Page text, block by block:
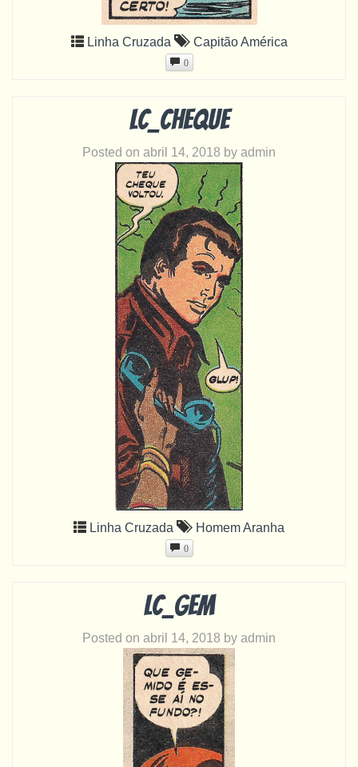
Linha Cruzada Capitão América
0
LC_cheque
Posted on abril 14, 2018 by admin
Linha Cruzada Homem Aranha
0
LC_gem
Posted on abril 14, 2018 by admin